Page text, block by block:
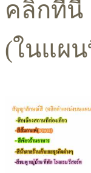
คลิกที่นี่
(ในแผ